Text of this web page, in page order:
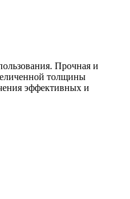
Прочная и
толщины
эффективных и